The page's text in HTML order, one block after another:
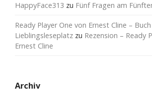
HappyFace313 zu Fünf Fragen am
Ready Player One von Ernest Cline –
Lieblingsleseplatz zu Rezension – Ready
Ernest Cline
Archiv